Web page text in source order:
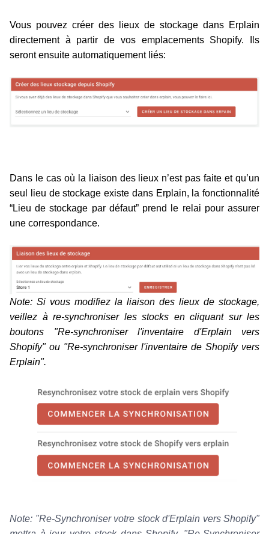
Vous pouvez créer des lieux de stockage dans Erplain
directement à partir de vos emplacements Shopify. Ils
seront ensuite automatiquement liés:
Dans le cas où la liaison des lieux n’est pas faite et qu’un
seul lieu de stockage existe dans Erplain, la fonctionnalité
“Lieu de stockage par défaut” prend le relai pour assurer
une correspondance.
Note: Si vous modifiez la liaison des lieux de stockage,
veillez à re-synchroniser les stocks en cliquant sur les
boutons "Re-synchroniser l'inventaire d'Erplain vers
Shopify" ou "Re-synchroniser l'inventaire de Shopify vers
Erplain".
Note: "Re-Synchroniser votre stock d'Erplain vers Shopify"